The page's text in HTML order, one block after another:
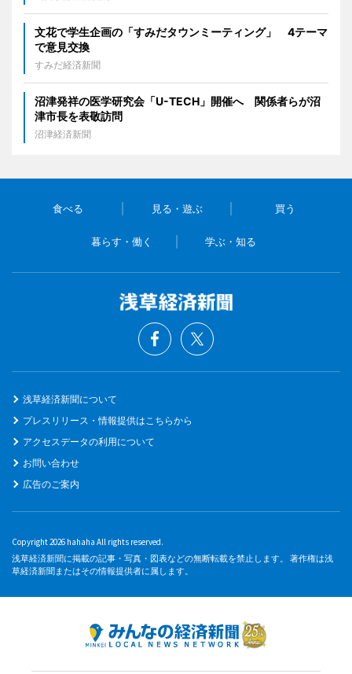
文花で学生企画の「すみだタウンミーティング」 4テーマ
で意見交換
すみだ経済新聞
沼津発祥の医学研究会「U-TECH」開催へ 関係者らが沼
津市長を表敬訪問
沼津経済新聞
食べる 見る・遊ぶ 買う
暮らす・働く 学ぶ・知る
浅草経済新聞について
プレスリリース・情報提供はこちらから
アクセスデータの利用について
お問い合わせ
広告のご案内
Copyright 2026 hahaha All rights reserved.
浅草経済新聞に掲載の記事・写真・図表などの無断転載を禁止します。 著作権は浅
草経済新聞またはその情報提供者に属します。